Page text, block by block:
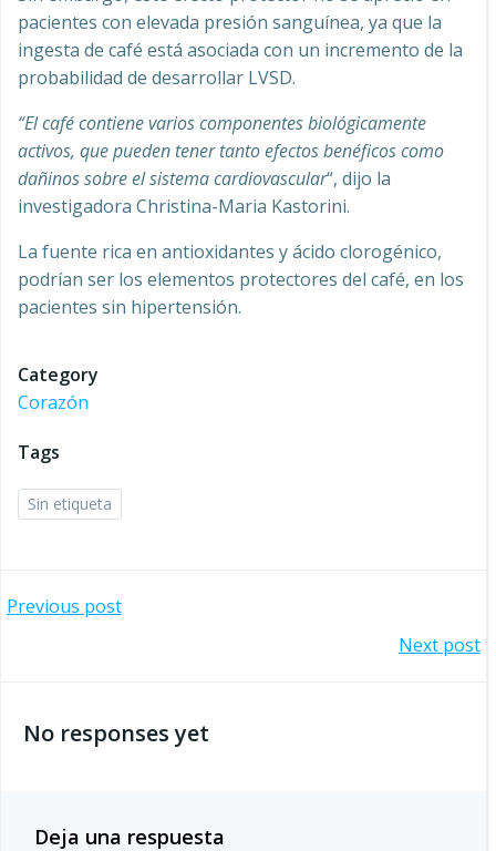
pacientes con elevada presión sanguínea, ya que la
ingesta de café está asociada con un incremento de la
probabilidad de desarrollar LVSD.
“El café contiene varios componentes biológicamente
activos, que pueden tener tanto efectos benéficos como
dañinos sobre el sistema cardiovascular“, dijo la
investigadora Christina-Maria Kastorini.
La fuente rica en antioxidantes y ácido clorogénico,
podrían ser los elementos protectores del café, en los
pacientes sin hipertensión.
Category
Corazón
Tags
Sin etiqueta
Navegación
las
Previous post
por
las
entradas
Next post
No responses yet
Deja una respuesta